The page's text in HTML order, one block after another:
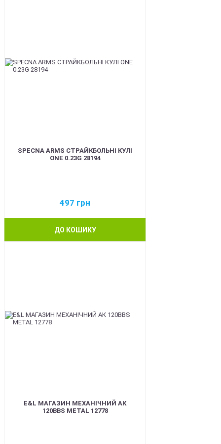
SPECNA ARMS СТРАЙКБОЛЬНІ КУЛІ
ONE 0.23G 28194
497 грн
ДО КОШИКУ
E&L МАГАЗИН МЕХАНІЧНИЙ АК
120BBS METAL 12778